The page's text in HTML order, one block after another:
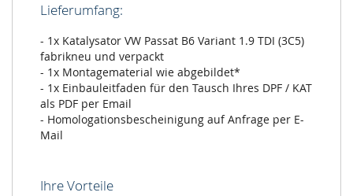
Lieferumfang:
- 1x Katalysator VW Passat B6 Variant 1.9 TDI (3C5)
fabrikneu und verpackt
- 1x Montagematerial wie abgebildet*
- 1x Einbauleitfaden für den Tausch Ihres DPF / KAT
als PDF per Email
- Homologationsbescheinigung auf Anfrage per E-
Mail
Ihre Vorteile